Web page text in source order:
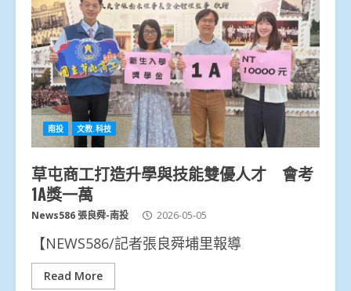
南投 文教.科技
草屯商工打造升學與技能雙優人才 會考
1A獎一萬
News586 張良舜-南投 2026-05-05
【NEWS586/記者張良舜埔里報導
Read More